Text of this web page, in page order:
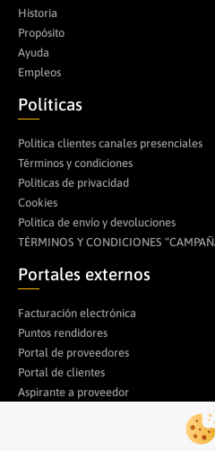
Historia
Propósito
Ayuda
Empleos
Políticas
Política clientes canales presenciales
Términos y condiciones
Políticas de privacidad
Cookies
Politica de envío y devoluciones
TÉRMINOS Y CONDICIONES
Portales externos
Facturación electrónica
Puntos rendidores
Portal de proveedores
Portal de clientes
Aspirante a proveedor